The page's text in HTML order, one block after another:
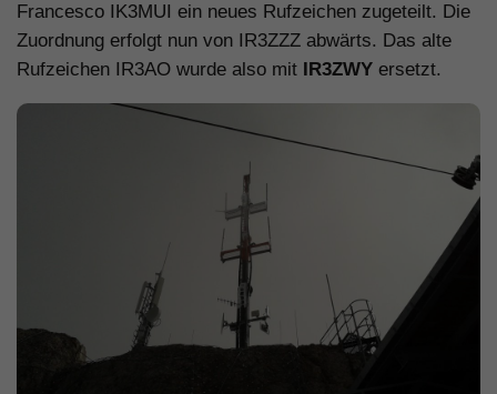
Francesco IK3MUI ein neues Rufzeichen zugeteilt. Die
Zuordnung erfolgt nun von IR3ZZZ abwärts. Das alte
Rufzeichen IR3AO wurde also mit
IR3ZWY ersetzt.